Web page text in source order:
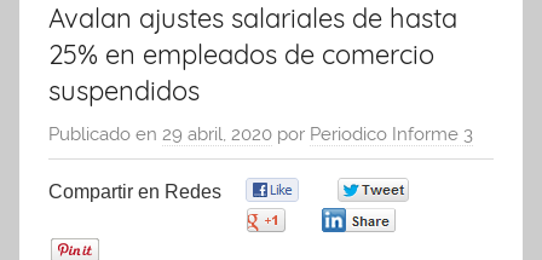
Avalan ajustes salariales de hasta
25% en empleados de comercio
suspendidos
Publicado en 29 abril, 2020 por Periodico Informe 3
Compartir en Redes